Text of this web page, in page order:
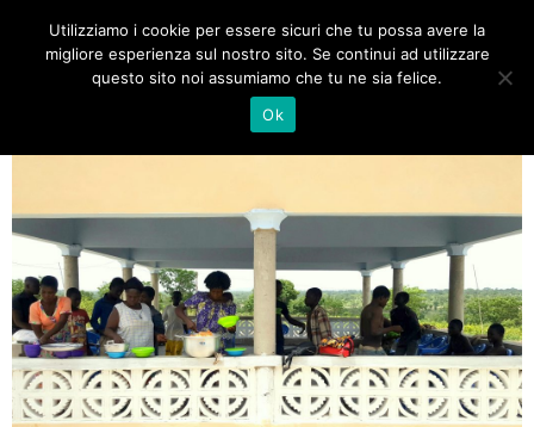
Toggle
Utilizziamo i cookie per essere sicuri che tu possa avere la
migliore esperienza sul nostro sito. Se continui ad utilizzare
questo sito noi assumiamo che tu ne sia felice.
Ok